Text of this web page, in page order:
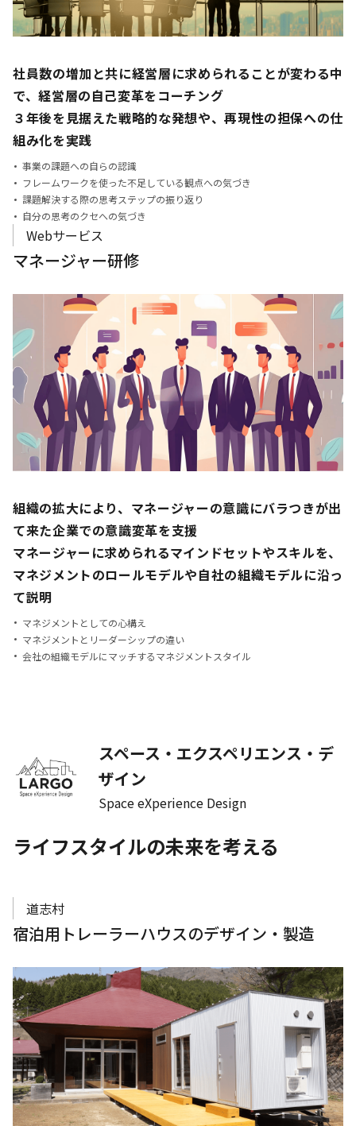
社員数の増加と共に経営層に求められることが変わる中
で、経営層の自己変革をコーチング
３年後を見据えた戦略的な発想や、再現性の担保への仕
組み化を実践
事業の課題への自らの認識
フレームワークを使った不足している観点への気づき
課題解決する際の思考ステップの振り返り
自分の思考のクセへの気づき
Webサービス
マネージャー研修
組織の拡大により、マネージャーの意識にバラつきが出
て来た企業での意識変革を支援
マネージャーに求められるマインドセットやスキルを、
マネジメントのロールモデルや自社の組織モデルに沿っ
て説明
マネジメントとしての心構え
マネジメントとリーダーシップの違い
会社の組織モデルにマッチするマネジメントスタイル
スペース・エクスペリエンス・デ
ザイン
Space eXperience Design
ライフスタイルの未来を考える
道志村
宿泊用トレーラーハウスのデザイン・製造